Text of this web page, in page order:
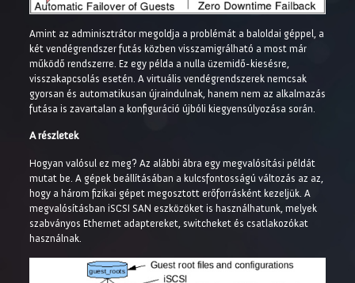
Amint az adminisztrátor megoldja a problémát a baloldai géppel, a
két vendégrendszer futás közben visszamigrálható a most már
működő rendszerre. Ez egy példa a nulla üzemidő-kiesésre,
visszakapcsolás esetén. A virtuális vendégrendszerek nemcsak
gyorsan és automatikusan újraindulnak, hanem nem az alkalmazás
futása is zavartalan a konfiguráció újbóli kiegyensúlyozása során.
A részletek
Hogyan valósul ez meg? Az alábbi ábra egy megvalósítási példát
mutat be. A gépek beállításában a kulcsfontosságú változás az az,
hogy a három fizikai gépet megosztott erőforrásként kezeljük. A
megvalósításban iSCSI SAN eszközöket is használhatunk, melyek
szabványos Ethernet adaptereket, switcheket és csatlakozókat
használnak.